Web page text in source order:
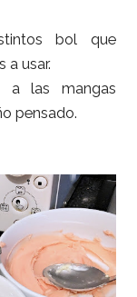
bol que
a usar.
las mangas
pensado.